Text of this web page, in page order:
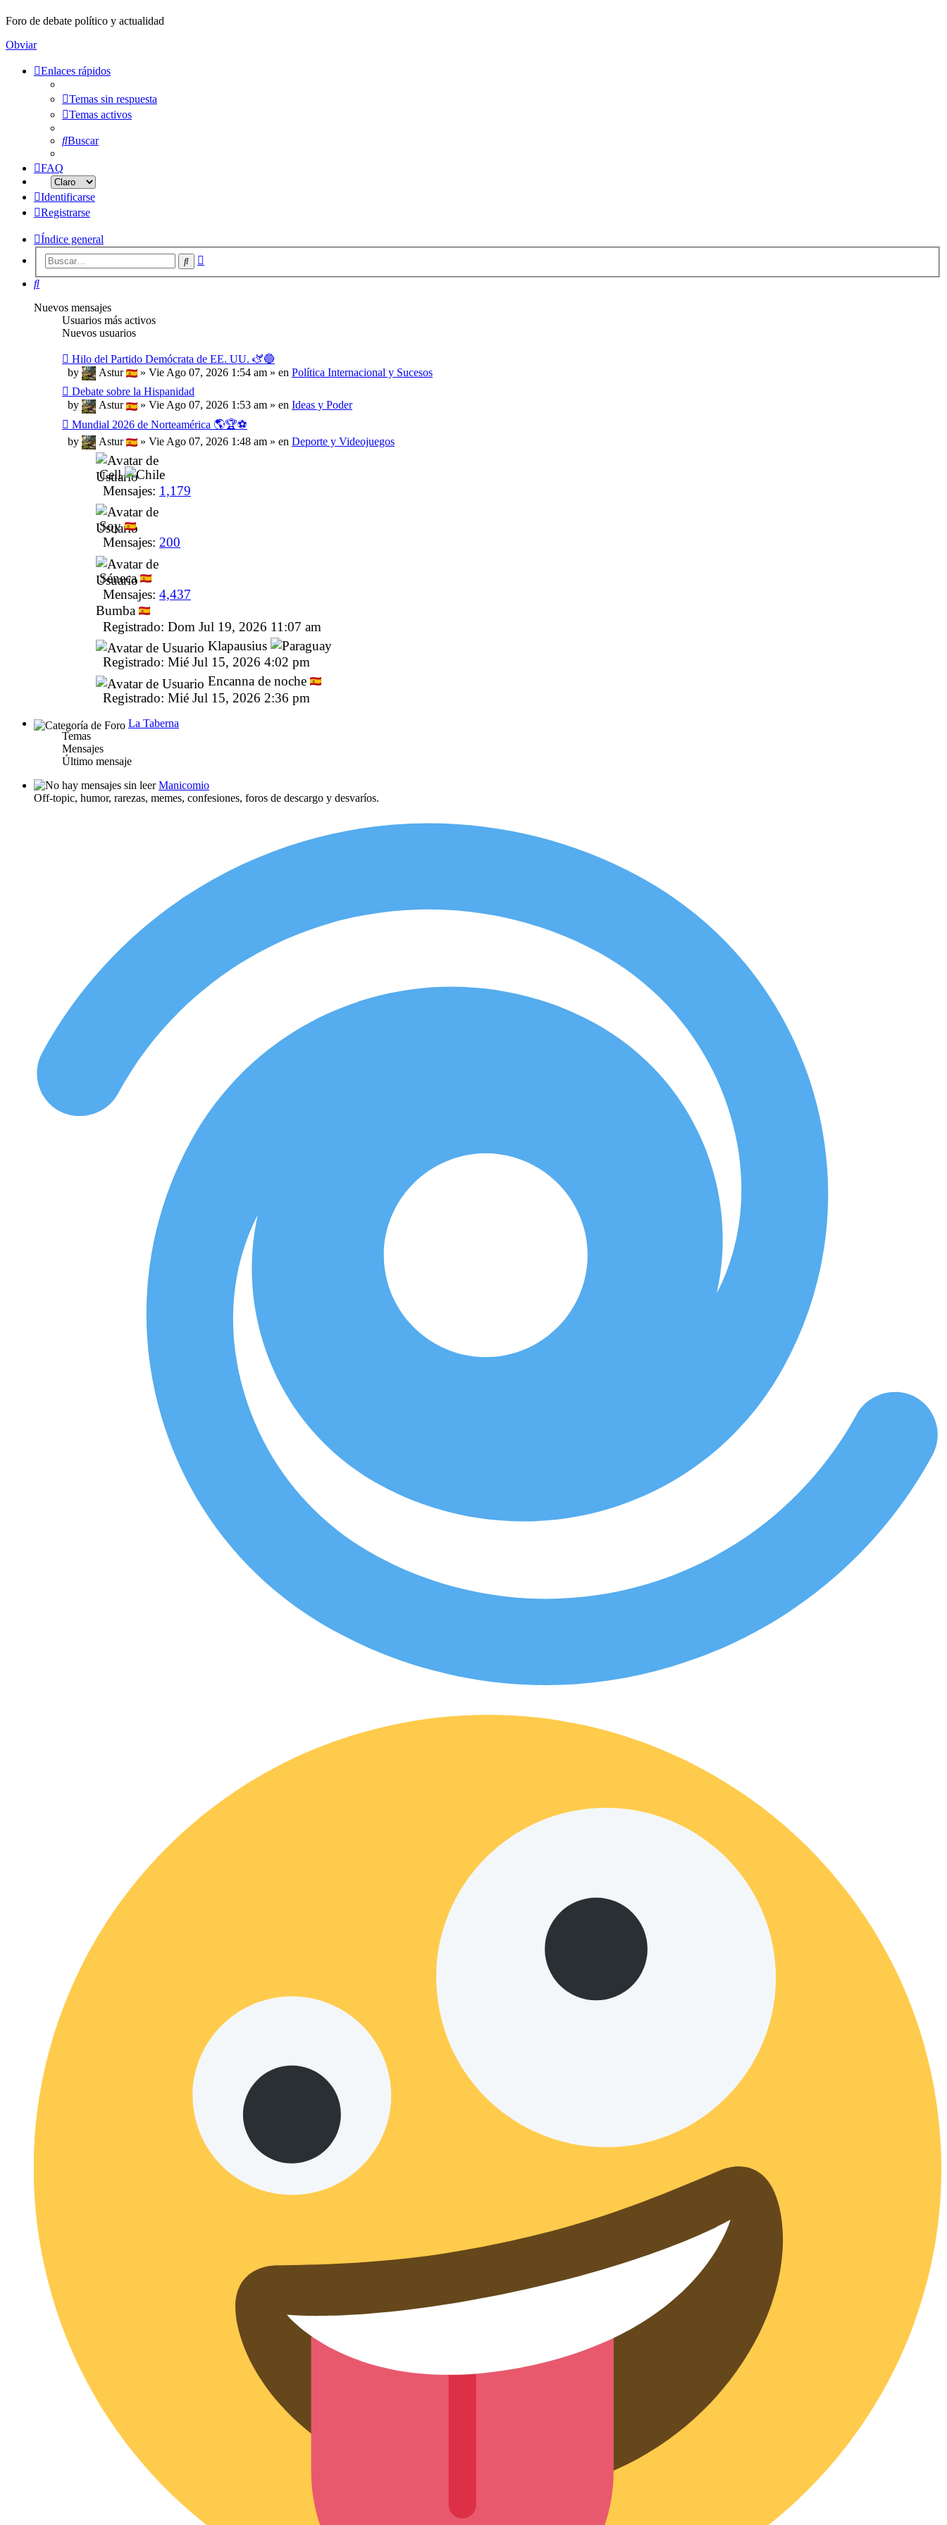
Foro de debate político y actualidad
Obviar
Enlaces rápidos
Temas sin respuesta
Temas activos
Buscar
FAQ
Identificarse
Registrarse
Índice general
Buscar
Buscar
Nuevos mensajes
Usuarios más activos
Nuevos usuarios
Hilo del Partido Demócrata de EE. UU. 🫏🔵
by
Astur » Vie Ago 07, 2026 1:54 am » en Política Internacional y Sucesos
Debate sobre la Hispanidad
by
Astur » Vie Ago 07, 2026 1:53 am » en Ideas y Poder
Mundial 2026 de Norteamérica 🌎🏆⚽
by
Astur » Vie Ago 07, 2026 1:48 am » en Deporte y Videojuegos
Cell
Mensajes: 1,179
Soy
Mensajes: 200
Séneca
Mensajes: 4,437
Bumba
Registrado: Dom Jul 19, 2026 11:07 am
Klapausius
Registrado: Mié Jul 15, 2026 4:02 pm
Encanna de noche
Registrado: Mié Jul 15, 2026 2:36 pm
La Taberna
Temas
Mensajes
Último mensaje
Manicomio
Off-topic, humor, rarezas, memes, confesiones, foros de descargo y desvaríos.